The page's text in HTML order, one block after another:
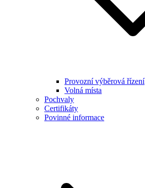
Provozní výběrová řízení
Volná místa
Pochvaly
Certifikáty
Povinné informace